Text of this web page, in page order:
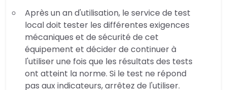
Après un an d'utilisation, le service de test
local doit tester les différentes exigences
mécaniques et de sécurité de cet
équipement et décider de continuer à
l'utiliser une fois que les résultats des tests
ont atteint la norme. Si le test ne répond
pas aux indicateurs, arrêtez de l'utiliser.